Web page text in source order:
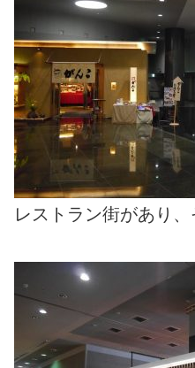
レストラン街があり、